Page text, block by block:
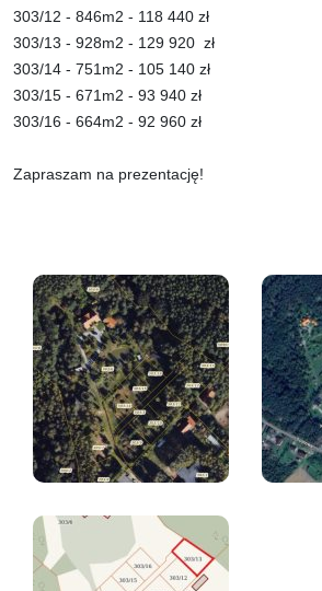
303/12 - 846m2 - 118 440 zł
303/13 - 928m2 - 1 29 920 zł
303/14 - 751m2 - 105 140 zł
303/15 - 671m2 - 93 940 zł
303/16 - 664m2 - 92 960 zł
Zapraszam na prezentację!